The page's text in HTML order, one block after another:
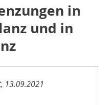
in
und in
13.09.2021